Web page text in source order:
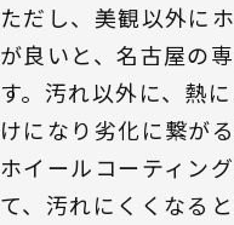
ただし、美観以外に
が良いと、名古屋の
す。汚れ以外に、熱
けになり劣化に繋が
ホイールコーティン
て、汚れにくくなる